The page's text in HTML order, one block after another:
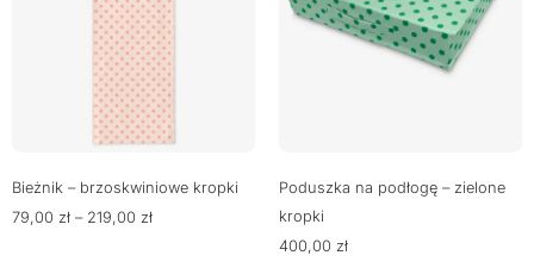
Bieżnik – brzoskwiniowe kropki
79,00 zł – 219,00 zł
Poduszka na podłogę – zielone
kropki
400,00 zł